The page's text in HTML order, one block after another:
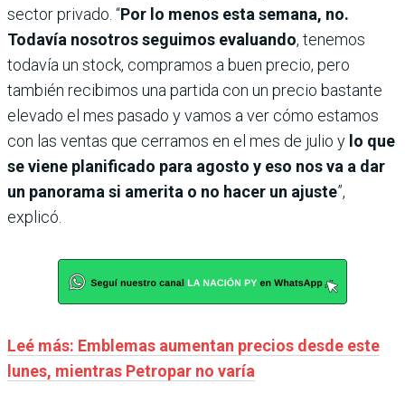
sector privado. “Por lo menos esta semana, no.
Todavía nosotros seguimos evaluando, tenemos
todavía un stock, compramos a buen precio, pero
también recibimos una partida con un precio bastante
elevado el mes pasado y vamos a ver cómo estamos
con las ventas que cerramos en el mes de julio y lo que
se viene planificado para agosto y eso nos va a dar
un panorama si amerita o no hacer un ajuste”,
explicó.
Leé más: Emblemas aumentan precios desde este
lunes, mientras Petropar no varía